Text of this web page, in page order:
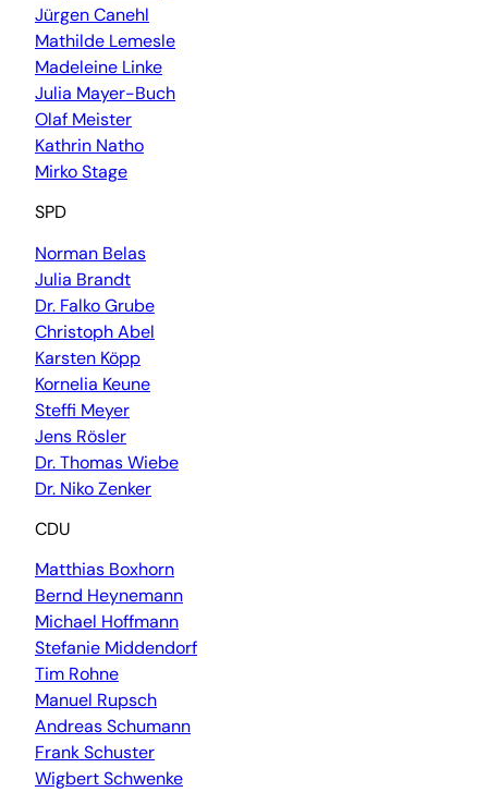
Jürgen Canehl
Mathilde Lemesle
Madeleine Linke
Julia Mayer-Buch
Olaf Meister
Kathrin Natho
Mirko Stage
SPD
Norman Belas
Julia Brandt
Dr. Falko Grube
Christoph Abel
Karsten Köpp
Kornelia Keune
Steffi Meyer
Jens Rösler
Dr. Thomas Wiebe
Dr. Niko Zenker
CDU
Matthias Boxhorn
Bernd Heynemann
Michael Hoffmann
Stefanie Middendorf
Tim Rohne
Manuel Rupsch
Andreas Schumann
Frank Schuster
Wigbert Schwenke